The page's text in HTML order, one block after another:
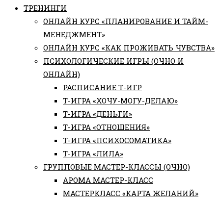
ТРЕНИНГИ
ОНЛАЙН КУРС «ПЛАНИРОВАНИЕ И ТАЙМ-
МЕНЕДЖМЕНТ»
ОНЛАЙН КУРС «КАК ПРОЖИВАТЬ ЧУВСТВА»
ПСИХОЛОГИЧЕСКИЕ ИГРЫ (ОЧНО И
ОНЛАЙН)
РАСПИСАНИЕ Т-ИГР
Т-ИГРА «ХОЧУ-МОГУ-ДЕЛАЮ»
Т-ИГРА «ДЕНЬГИ»
Т-ИГРА «ОТНОШЕНИЯ»
Т-ИГРА «ПСИХОСОМАТИКА»
Т-ИГРА «ЛИЛА»
ГРУППОВЫЕ МАСТЕР-КЛАССЫ (ОЧНО)
АРОМА МАСТЕР-КЛАСС
МАСТЕРКЛАСС «КАРТА ЖЕЛАНИЙ»